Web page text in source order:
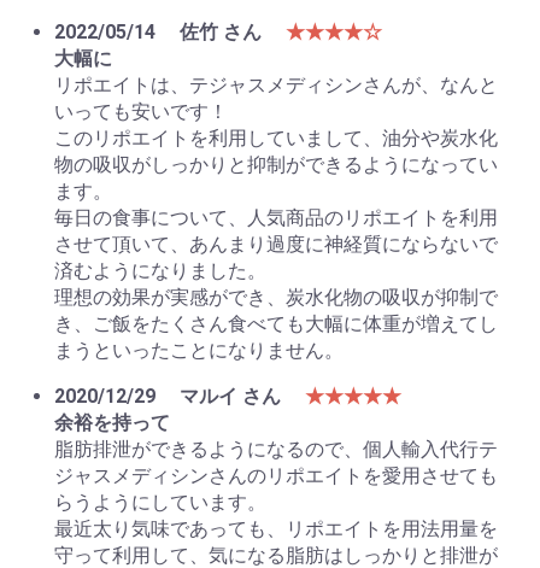
2022/05/14
佐竹 さん
★★★★☆
大幅に
リポエイトは、テジャスメディシンさんが、なんと
いっても安いです！
このリポエイトを利用していまして、油分や炭水化
物の吸収がしっかりと抑制ができるようになってい
ます。
毎日の食事について、人気商品のリポエイトを利用
させて頂いて、あんまり過度に神経質にならないで
済むようになりました。
理想の効果が実感ができ、炭水化物の吸収が抑制で
き、ご飯をたくさん食べても大幅に体重が増えてし
まうといったことになりません。
2020/12/29
マルイ さん
★★★★★
余裕を持って
脂肪排泄ができるようになるので、個人輸入代行テ
ジャスメディシンさんのリポエイトを愛用させても
らうようにしています。
最近太り気味であっても、リポエイトを用法用量を
守って利用して、気になる脂肪はしっかりと排泄が